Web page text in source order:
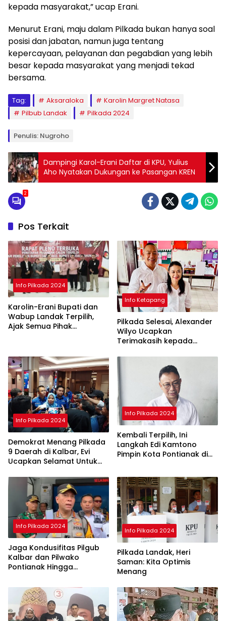
kepada masyarakat,” ucap Erani.
Menurut Erani, maju dalam Pilkada bukan hanya soal
posisi dan jabatan, namun juga tentang
kepercayaan, pelayanan dan pegabdian yang lebih
besar kepada masyarakat yang menjadi tekad
bersama.
Tag: Aksaraloka
Karolin Margret Natasa
Pilbub Landak
Pilkada 2024
Penulis: Nugroho
Dampingi Karol-Erani Daftar di KPU, Yulius
Aho Nyatakan Dukungan ke Pasangan KREN
2
Pos Terkait
Info Pilkada 2024
Karolin-Erani Bupati dan
Wabup Landak Terpilih,
Ajak Semua Pihak
Info Ketapang
Pilkada Selesai, Alexander
Wilyo Ucapkan
Terimakasih kepada
Info Pilkada 2024
Demokrat Menang Pilkada
9 Daerah di Kalbar, Evi
Ucapkan Selamat Untuk
Info Pilkada 2024
Kembali Terpilih, Ini
Langkah Edi Kamtono
Pimpin Kota Pontianak di
Info Pilkada 2024
Jaga Kondusifitas Pilgub
Kalbar dan Pilwako
Pontianak Hingga
Selesai
Info Pilkada 2024
Pilkada Landak, Heri
Saman: Kita Optimis
Menang